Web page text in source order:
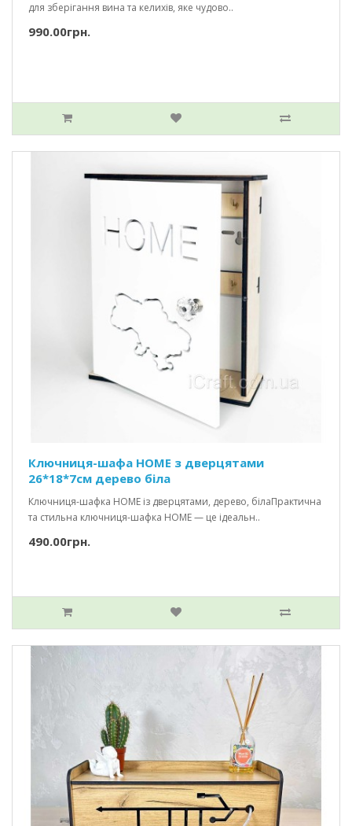
для зберігання вина та келихів, яке чудово..
990.00грн.
Ключниця-шафа HOME з дверцятами
26*18*7см дерево біла
Ключниця-шафка HOME із дверцятами, дерево, білаПрактична
та стильна ключниця-шафка HOME — це ідеальн..
490.00грн.